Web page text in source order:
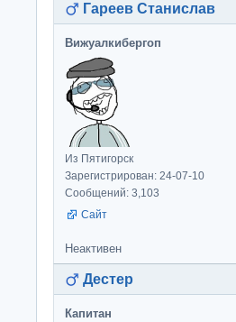
Гареев Станислав
Вижуалкибергоп
Из Пятигорск
Зарегистрирован: 24-07-10
Сообщений: 3,103
Сайт
Неактивен
Дестер
Капитан